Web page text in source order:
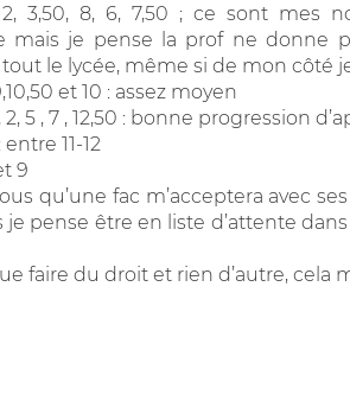
2, 3,50, 8, 6, 7,50 ; ce sont mes
mais je pense la prof ne donne
le lycée, même si de mon côté
et 10 : assez moyen
2, 5 , 7 , 12,50 : bonne progression
11-12
9
qu’une fac m’acceptera avec
je pense être en liste d’attente
faire du droit et rien d’autre, cela